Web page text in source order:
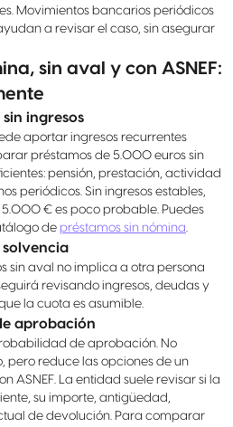
Movimientos bancarios periódicos
a revisar el caso, sin asegurar
sin aval y con ASNEF:
ingresos
aportar ingresos recurrentes
préstamos de 5.000 euros sin
pensión, prestación, actividad
periódicos. Sin ingresos estables,
€ es poco probable. Puedes
de préstamos sin nómina.
solvencia
sin aval no implica a otra persona
revisando ingresos, deudas y
la cuota es asumible.
aprobación
de aprobación. No
reduce las opciones de un
ASNEF. La entidad suele revisar si la
su importe, antigüedad,
de devolución. Para comparar